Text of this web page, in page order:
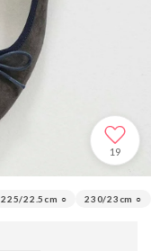
19
225/22.5cm ○ 230/23cm ○